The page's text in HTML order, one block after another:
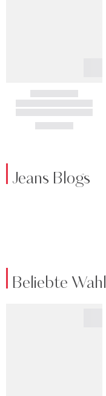
Jeans Blogs
Beliebte Wahl